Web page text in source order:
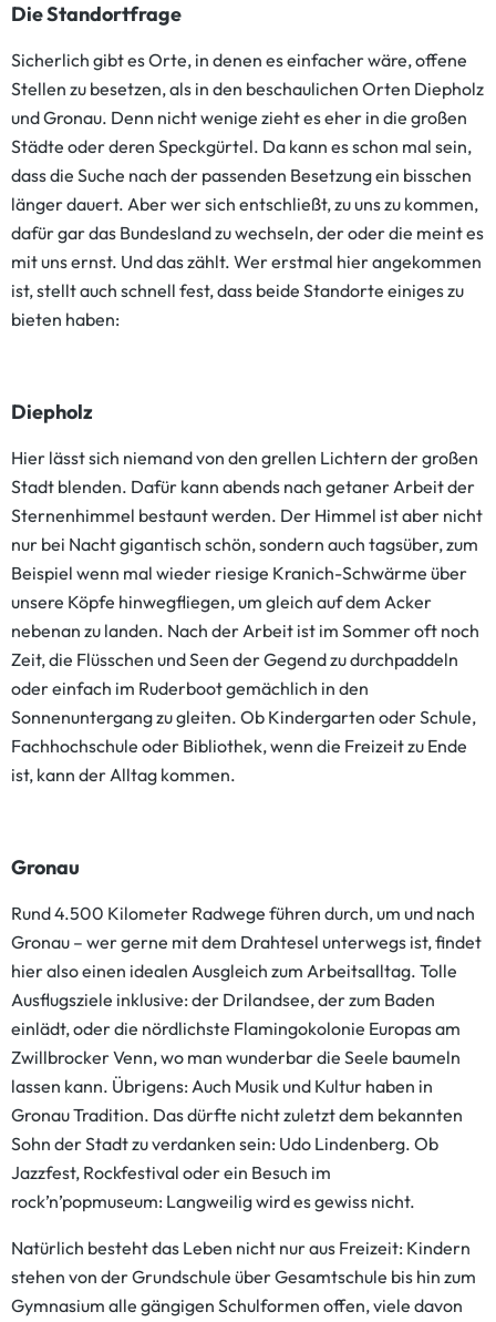
Die Standortfrage
Sicherlich gibt es Orte, in denen es einfacher wäre, offene
Stellen zu besetzen, als in den beschaulichen Orten Diepholz
und Gronau. Denn nicht wenige zieht es eher in die großen
Städte oder deren Speckgürtel. Da kann es schon mal sein,
dass die Suche nach der passenden Besetzung ein bisschen
länger dauert. Aber wer sich entschließt, zu uns zu kommen,
dafür gar das Bundesland zu wechseln, der oder die meint es
mit uns ernst. Und das zählt. Wer erstmal hier angekommen
ist, stellt auch schnell fest, dass beide Standorte einiges zu
bieten haben:
Diepholz
Hier lässt sich niemand von den grellen Lichtern der großen
Stadt blenden. Dafür kann abends nach getaner Arbeit der
Sternenhimmel bestaunt werden. Der Himmel ist aber nicht
nur bei Nacht gigantisch schön, sondern auch tagsüber, zum
Beispiel wenn mal wieder riesige Kranich-Schwärme über
unsere Köpfe hinwegfliegen, um gleich auf dem Acker
nebenan zu landen. Nach der Arbeit ist im Sommer oft noch
Zeit, die Flüsschen und Seen der Gegend zu durchpaddeln
oder einfach im Ruderboot gemächlich in den
Sonnenuntergang zu gleiten. Ob Kindergarten oder Schule,
Fachhochschule oder Bibliothek, wenn die Freizeit zu Ende
ist, kann der Alltag kommen.
Gronau
Rund 4.500 Kilometer Radwege führen durch, um und nach
Gronau – wer gerne mit dem Drahtesel unterwegs ist, findet
hier also einen idealen Ausgleich zum Arbeitsalltag. Tolle
Ausflugsziele inklusive: der Drilandsee, der zum Baden
einlädt, oder die nördlichste Flamingokolonie Europas am
Zwillbrocker Venn, wo man wunderbar die Seele baumeln
lassen kann. Übrigens: Auch Musik und Kultur haben in
Gronau Tradition. Das dürfte nicht zuletzt dem bekannten
Sohn der Stadt zu verdanken sein: Udo Lindenberg. Ob
Jazzfest, Rockfestival oder ein Besuch im
rock’n’popmuseum: Langweilig wird es gewiss nicht.
Natürlich besteht das Leben nicht nur aus Freizeit: Kindern
stehen von der Grundschule über Gesamtschule bis hin zum
Gymnasium alle gängigen Schulformen offen, viele davon